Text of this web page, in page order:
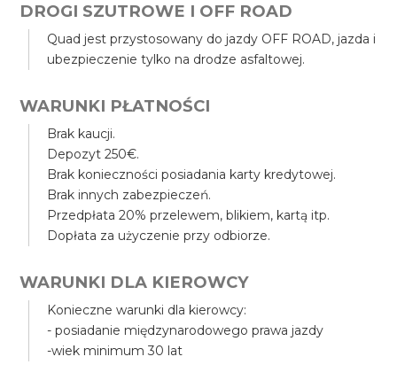
DROGI SZUTROWE I OFF ROAD
Quad jest przystosowany do jazdy OFF ROAD, jazda i
ubezpieczenie tylko na drodze asfaltowej.
WARUNKI PŁATNOŚCI
Brak kaucji.
Depozyt 250€.
Brak konieczności posiadania karty kredytowej.
Brak innych zabezpieczeń.
Przedpłata 20% przelewem, blikiem, kartą itp.
Dopłata za użyczenie przy odbiorze.
WARUNKI DLA KIEROWCY
Konieczne warunki dla kierowcy:
- posiadanie międzynarodowego prawa jazdy
-wiek minimum 30 lat